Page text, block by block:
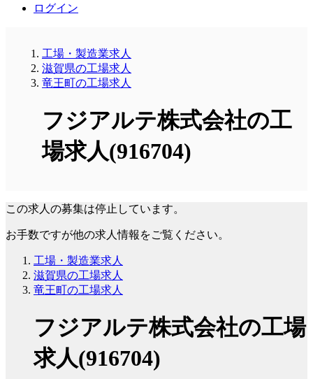
ログイン
工場・製造業求人
滋賀県の工場求人
竜王町の工場求人
フジアルテ株式会社の工
場求人(916704)
この求人の募集は停止しています。
お手数ですが他の求人情報をご覧ください。
工場・製造業求人
滋賀県の工場求人
竜王町の工場求人
フジアルテ株式会社の工場
求人(916704)